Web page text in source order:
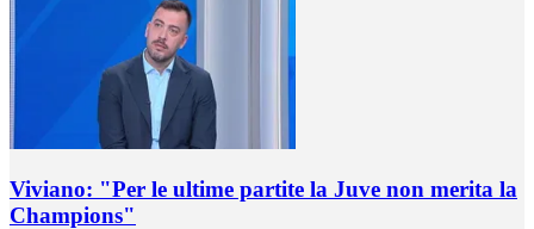
Viviano: "Per le ultime partite la Juve non merita la
Champions"